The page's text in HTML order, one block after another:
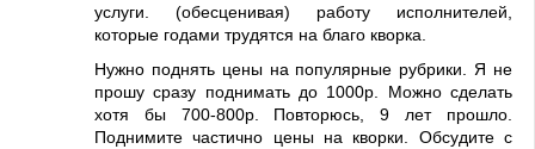
услуги. (обесценивая) работу исполнителей,
которые годами трудятся на благо кворка.
Нужно поднять цены на популярные рубрики. Я не
прошу сразу поднимать до 1000р. Можно сделать
хотя бы 700-800р. Повторюсь, 9 лет прошло.
Поднимите частично цены на кворки. Обсудите с